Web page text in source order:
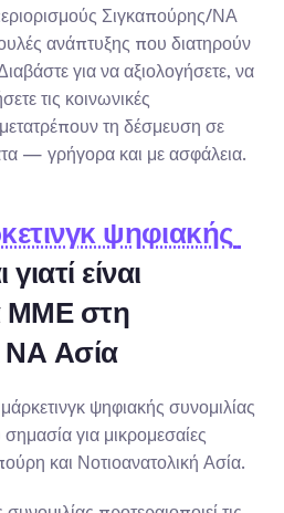
Σιγκαπούρης/ΝΑ
ανάπτυξης που διατηρούν
για να αξιολογήσετε, να
τις κοινωνικές
τη δέσμευση σε
— γρήγορα και με ασφάλεια.
ψηφιακής
γιατί είναι
ΜΜΕ στη
ΝΑ Ασία
ψηφιακής συνομιλίας
σημασία για μικρομεσαίες
και Νοτιοανατολική Ασία.